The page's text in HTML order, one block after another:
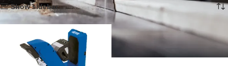
Show sidebar